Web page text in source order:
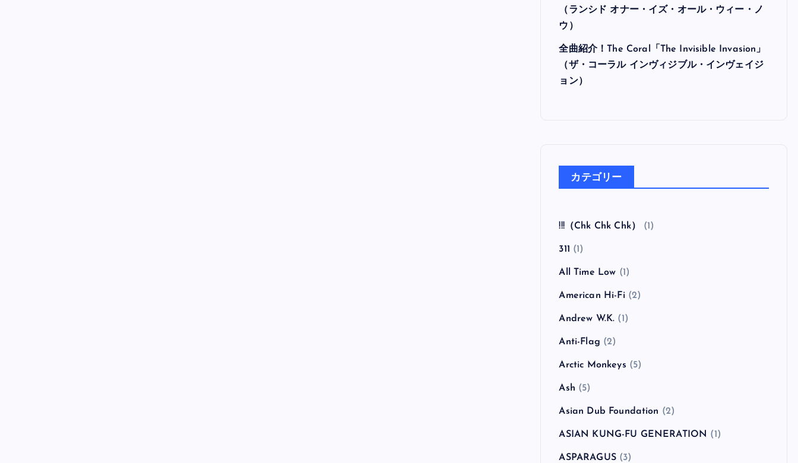
（ランシド オナー・イズ・オール・ウィー・ノ
ウ）
全曲紹介！The Coral「The Invisible Invasion」
（ザ・コーラル インヴィジブル・インヴェイジ
ョン）
カテゴリー
!!!（Chk Chk Chk） (1)
311 (1)
All Time Low (1)
American Hi-Fi(2)
Andrew W.K. (1)
Anti-Flag (2)
Arctic Monkeys (5)
Ash (5)
Asian Dub Foundation (2)
ASIAN KUNG-FU GENERATION (1)
ASPARAGUS(3)